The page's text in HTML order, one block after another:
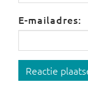
E-mailadres:
Reactie